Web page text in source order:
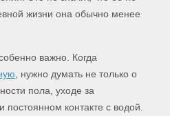
жизни она обычно менее
важно. Когда
, нужно думать не только о
пола, уходе за
постоянном контакте с водой.